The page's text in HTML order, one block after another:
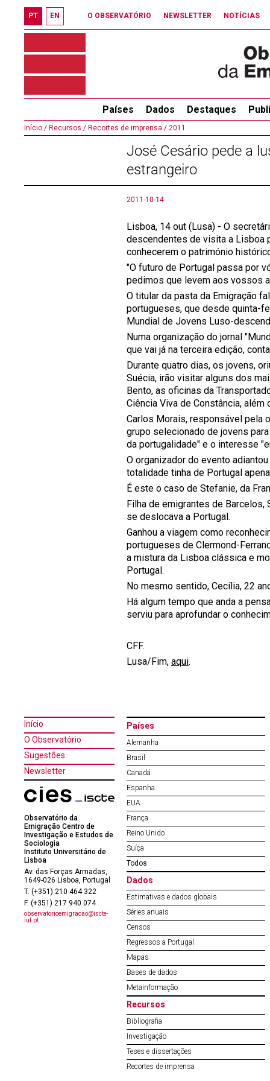
PT EN O OBSERVATÓRIO NEWSLETTER NOTÍCIAS
Países Dados Destaques
Início / Recursos / Recortes de imprensa / 2011
José Cesário pede a
estrangeiro
2011-10-14
Lisboa, 14 out (Lusa) - O
descendentes de visita a Lisboa
conhecerem o património
"O futuro de Portugal passa por
pedimos que levem aos vossos
O titular da pasta da Emigração
portugueses, que desde quinta-
Mundial de Jovens Luso-
Numa organização do jornal
que vai já na terceira edição,
Durante quatro dias, os jovens,
Suécia, irão visitar alguns dos
Bento, as oficinas da
Ciência Viva de Constância,
Carlos Morais, responsável pela
grupo selecionado de jovens
da portugalidade" e o interesse
O organizador do evento
totalidade tinha de Portugal
É este o caso de Stefanie, da
Filha de emigrantes de Barcelos,
se deslocava a Portugal.
Ganhou a viagem como
portugueses de Clermond-
a mistura da Lisboa clássica e
Portugal.
No mesmo sentido, Cecília, 22
Há algum tempo que anda a
serviu para aprofundar o
CFF.
Lusa/Fim, aqui.
Início
O Observatório
Sugestões
Newsletter
Observatório da
Emigração Centro de
Investigação e Estudos de
Sociologia
Instituto Universitário de
Lisboa
Av. das Forças Armadas,
1649-026 Lisboa, Portugal
T. (+351) 210 464 322
F. (+351) 217 940 074
observatorioemigracao@iscte-
iul.pt
Países
Alemanha
Brasil
Canadá
Espanha
EUA
França
Reino Unido
Suíça
Todos
Dados
Estimativas e dados globais
Séries anuais
Censos
Regressos a Portugal
Mapas
Bases de dados
Metainformação
Recursos
Bibliografia
Investigação
Teses e dissertações
Recortes de imprensa